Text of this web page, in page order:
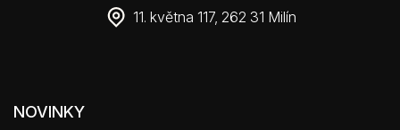
11. května 117, 262 31 Milín
NOVINKY